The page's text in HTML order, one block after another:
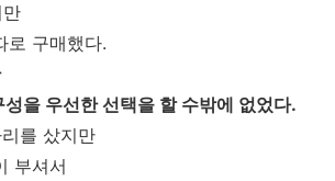
로 구매했다.
을 우선한 선택을 할 수밖에 없었다.
를 샀지만
부셔서